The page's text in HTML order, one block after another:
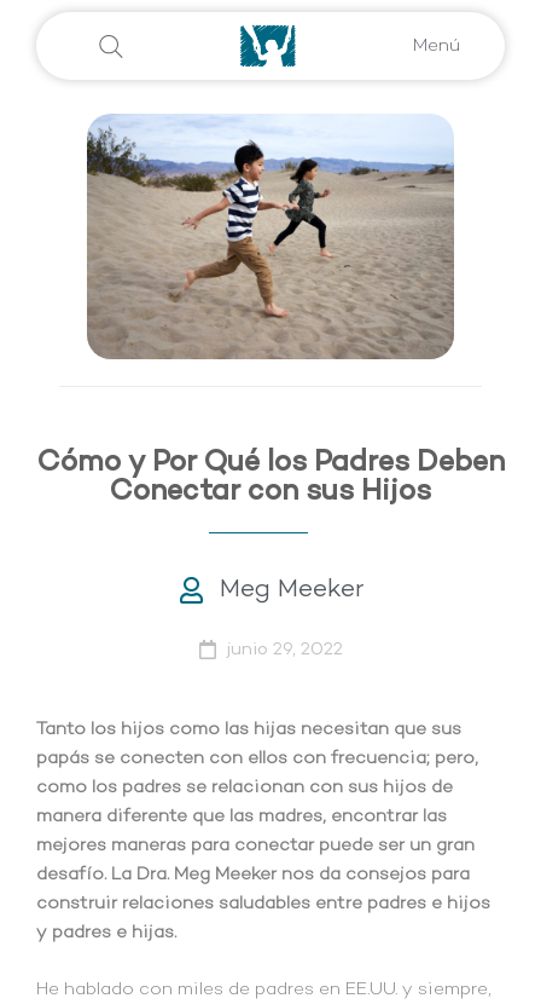
Menú
Cómo y Por Qué los Padres Deben
Conectar con sus Hijos
Meg Meeker
junio 29, 2022
Tanto los hijos como las hijas necesitan que sus
papás se conecten con ellos con frecuencia; pero,
como los padres se relacionan con sus hijos de
manera diferente que las madres, encontrar las
mejores maneras para conectar puede ser un gran
desafío. La Dra. Meg Meeker nos da consejos para
construir relaciones saludables entre padres e hijos
y padres e hijas.
He hablado con miles de padres en EE.UU. y siempre,